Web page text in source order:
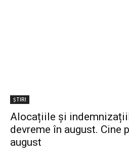
ȘTIRI
Alocațiile și
devreme în august. Cine
august